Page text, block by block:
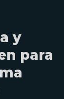
y
para